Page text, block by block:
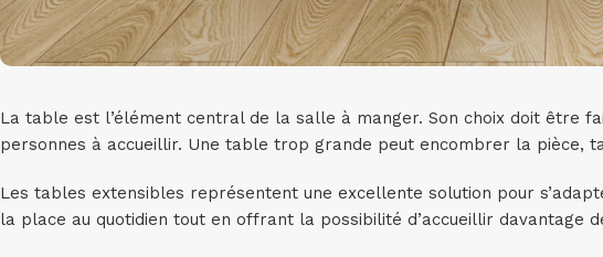
La table est l’élément central de la salle à manger. Son choix doit être
personnes à accueillir. Une table trop grande peut encombrer la pièce,
Les tables extensibles représentent une excellente solution pour
la place au quotidien tout en offrant la possibilité d’accueillir davantage